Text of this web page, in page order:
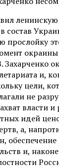
состав
прослойку
Захарченко
и,
цели,
не
власти
идей
а,
обеспечение
и,